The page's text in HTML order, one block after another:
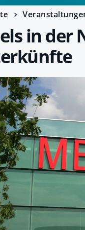
in der